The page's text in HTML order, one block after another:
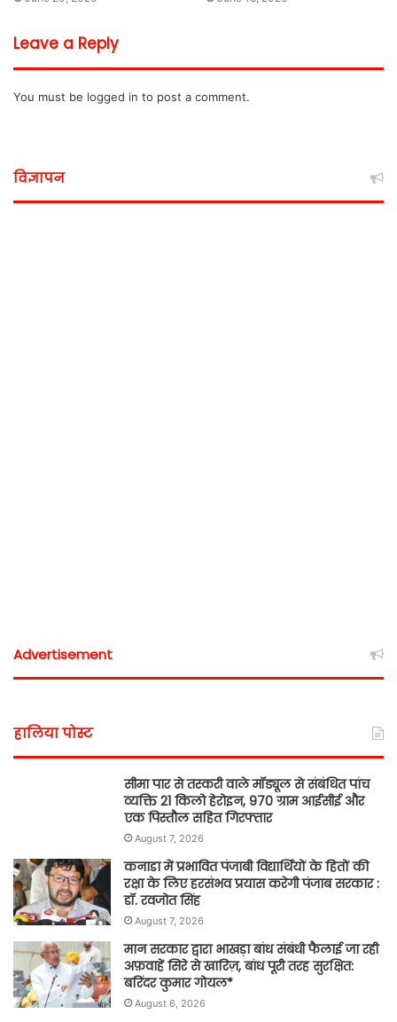
Leave a Reply
You must be logged in to post a comment.
विज्ञापन
Advertisement
हालिया पोस्ट
सीमा पार से तस्करी वाले मॉड्यूल से संबंधित पांच
व्यक्ति 21 किलो हेरोइन, 970 ग्राम आईसीई और
एक पिस्तौल सहित गिरफ्तार
August 7, 2026
कनाडा में प्रभावित पंजाबी विद्यार्थियों के हितों की
रक्षा के लिए हरसंभव प्रयास करेगी पंजाब सरकार :
डॉ. रवजोत सिंह
August 7, 2026
मान सरकार द्वारा भाखड़ा बांध संबंधी फैलाई जा रही
अफ़वाहें सिरे से खारिज़, बांध पूरी तरह सुरक्षित:
बरिंदर कुमार गोयल*
August 6, 2026